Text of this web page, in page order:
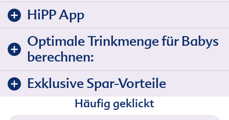
HiPP App
Optimale Trinkmenge für Babys
berechnen:
Exklusive Spar-Vorteile
Häufig geklickt